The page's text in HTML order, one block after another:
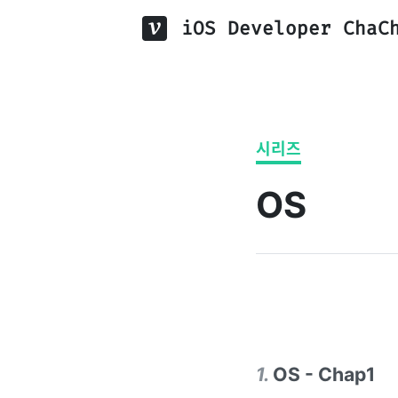
iOS Developer
시리즈
OS
1. OS - Chap1